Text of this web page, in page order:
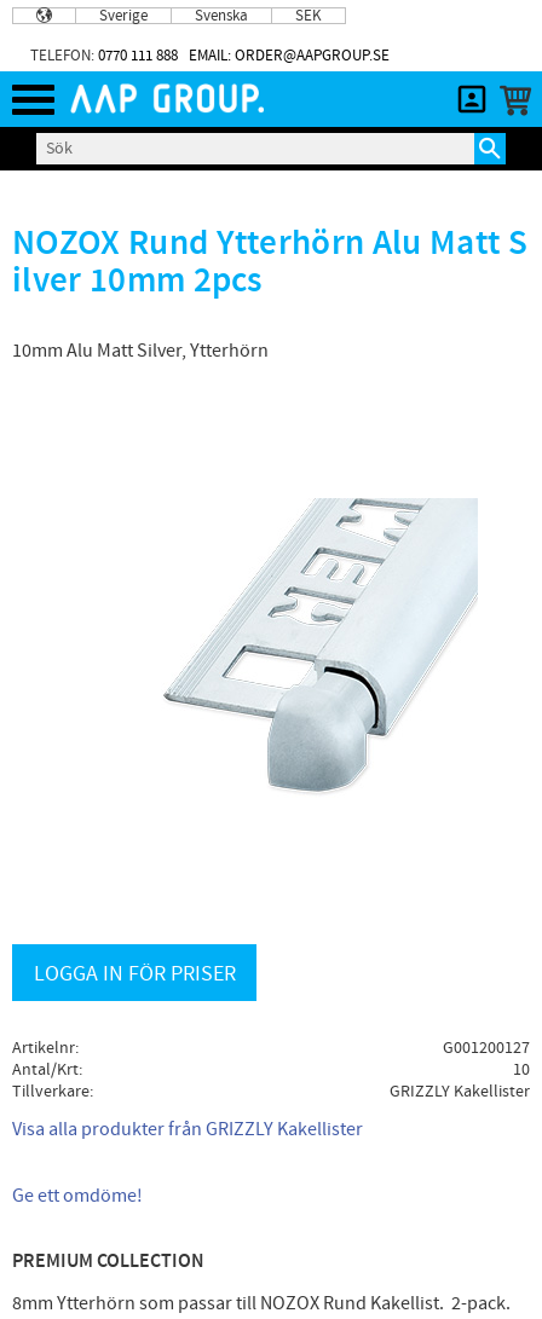
Meny
Sverige Svenska SEK
TELEFON:0770 111 888 EMAIL: ORDER@AAPGROUP.SE
NOZOX Rund Ytterhörn Alu Matt S
ilver 10mm 2pcs
10mm Alu Matt Silver, Ytterhörn
LOGGA IN FÖR PRISER
Artikelnr
G001200127
Antal/Krt
10
Tillverkare
GRIZZLY Kakellister
Visa alla produkter från GRIZZLY Kakellister
Ge ett omdöme!
PREMIUM COLLECTION
8mm Ytterhörn som passar till NOZOX Rund Kakellist. 2-pack.